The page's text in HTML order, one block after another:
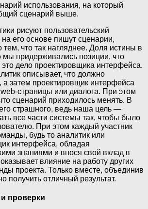
использования, на который
сценарий выше.
рисуют пользовательский
его основе пишут сценарии,
тем, что так нагляднее. Доля истины в
мы придерживались позиции, что
дело проектировщика интерфейса.
описывает, что должно
а затем проектировщик интерфейса
web-страницы или диалога. При этом
сценарий приходилось менять. В
страшного, ведь наша цель —
все части системы так, чтобы было
При этом каждый участник
будь то аналитик или
интерфейса, обладая
знаниями и внося свой вклад в
влияние на работу других
проекта. Только вместе, объединив
получить отличный результат.
проверки